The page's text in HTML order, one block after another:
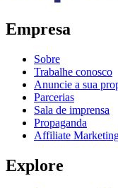
Empresa
Sobre
Trabalhe conosco
Anuncie a sua
Parcerias
Sala de imprensa
Propaganda
Affiliate
Explore